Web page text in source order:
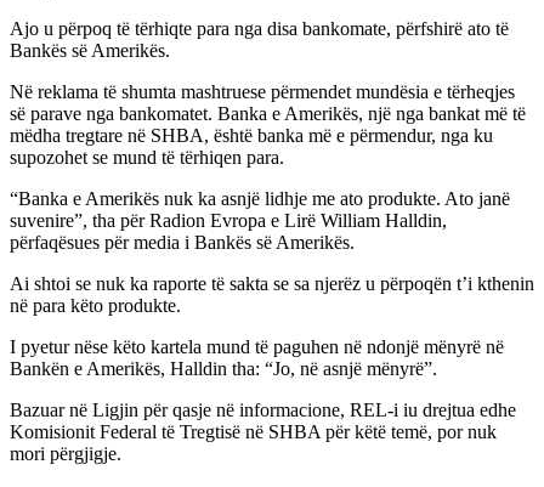
Ajo u përpoq të tërhiqte para nga disa bankomate, përfshirë ato të
Bankës së Amerikës.
Në reklama të shumta mashtruese përmendet mundësia e tërheqjes
së parave nga bankomatet. Banka e Amerikës, një nga bankat më të
mëdha tregtare në SHBA, është banka më e përmendur, nga ku
supozohet se mund të tërhiqen para.
“Banka e Amerikës nuk ka asnjë lidhje me ato produkte. Ato janë
suvenire”, tha për Radion Evropa e Lirë William Halldin,
përfaqësues për media i Bankës së Amerikës.
Ai shtoi se nuk ka raporte të sakta se sa njerëz u përpoqën t’i kthenin
në para këto produkte.
I pyetur nëse këto kartela mund të paguhen në ndonjë mënyrë në
Bankën e Amerikës, Halldin tha: “Jo, në asnjë mënyrë”.
Bazuar në Ligjin për qasje në informacione, REL-i iu drejtua edhe
Komisionit Federal të Tregtisë në SHBA për këtë temë, por nuk
mori përgjigje.